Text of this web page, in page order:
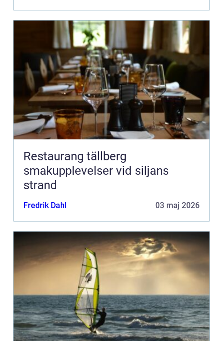
Restaurang tällberg
smakupplevelser vid siljans
strand
Fredrik Dahl 03 maj 2026